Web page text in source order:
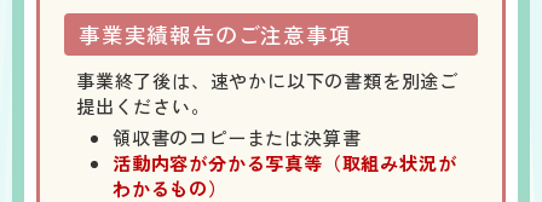
事業実績報告のご注意事項
事業終了後は、速やかに以下の書類を別途ご
提出ください。
領収書のコピーまたは決算書
活動内容が分かる写真等（取組み状況が
わかるもの）